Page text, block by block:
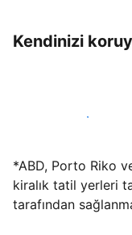
Kendinizi
Hemen tesis
*ABD, Porto Riko
kiralık tatil yerleri
tarafından